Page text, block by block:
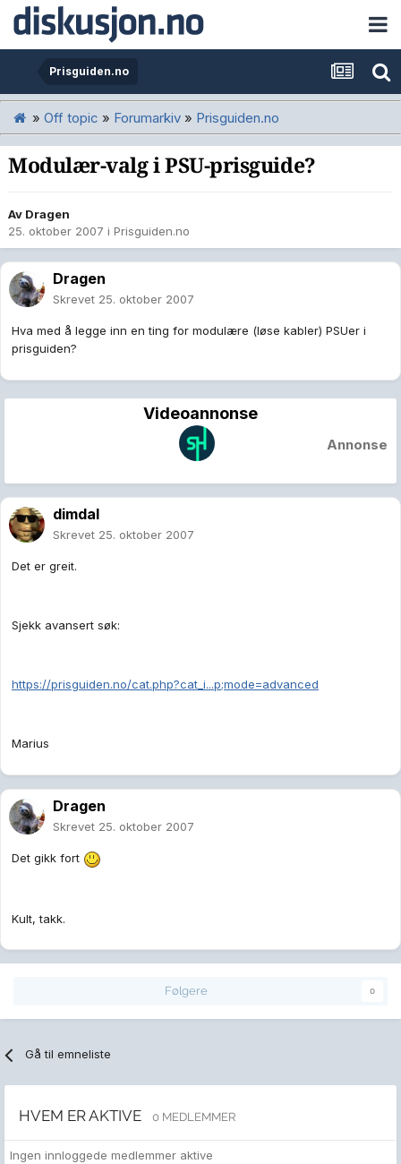
Prisguiden.no
» Off topic » Forumarkiv » Prisguiden.no
Modulær-valg i PSU-prisguide?
Av Dragen
25. oktober 2007 i Prisguiden.no
Dragen
Skrevet 25. oktober 2007
Hva med å legge inn en ting for modulære (løse kabler) PSUer i
prisguiden?
Videoannonse
Annonse
dimdal
Skrevet 25. oktober 2007
Det er greit.
Sjekk avansert søk:
https://prisguiden.no/cat.php?cat_i...p;mode=advanced
Marius
Dragen
Skrevet 25. oktober 2007
Det gikk fort
Kult, takk.
Følgere 0
Gå til emneliste
HVEM ER AKTIVE 0 MEDLEMMER
Ingen innloggede medlemmer aktive